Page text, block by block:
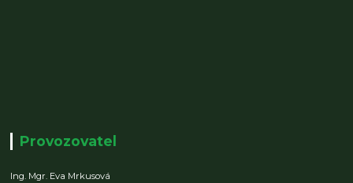
Provozovatel
Ing. Mgr. Eva Mrkusová